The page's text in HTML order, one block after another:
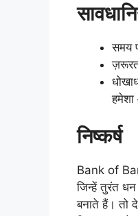
समय
निष्कर्ष
Bank of
जिन्हें तुरंत
बनाते हैं। तो